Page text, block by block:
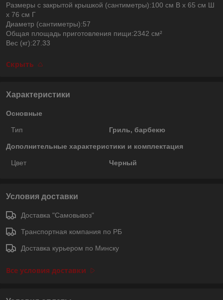
Размеры с закрытой крышкой (сантиметры):100 см В x 65 см Ш
x 76 см Г
Диаметр (сантиметры):57
Общая площадь приготовления пищи:2342 см²
Вес (кг):27.33
Скрыть
Характеристики
Основные
Тип Гриль, барбекю
Дополнительные характеристики и комплектация
Цвет Черный
Условия доставки
Доставка "Самовывоз"
Транспортная компания по РБ
Доставка курьером по Минску
Все условия доставки